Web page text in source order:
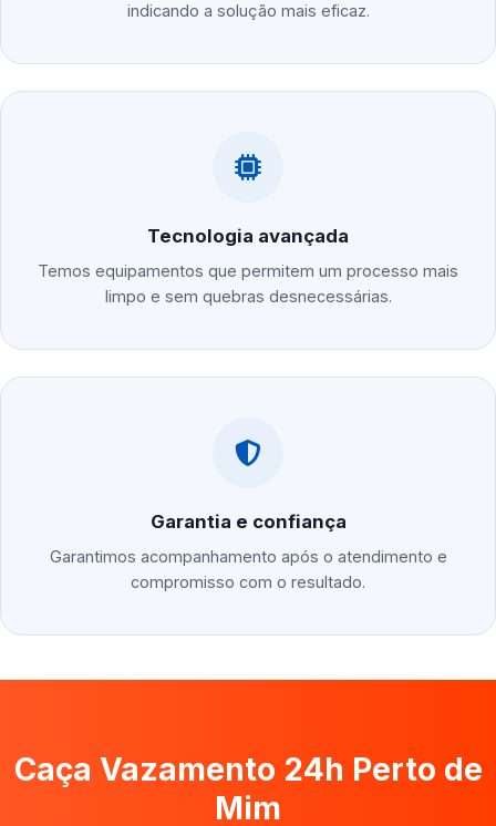
indicando a solução mais eficaz.
Tecnologia avançada
Temos equipamentos que permitem um processo mais
limpo e sem quebras desnecessárias.
Garantia e confiança
Garantimos acompanhamento após o atendimento e
compromisso com o resultado.
Caça Vazamento 24h Perto de
Mim